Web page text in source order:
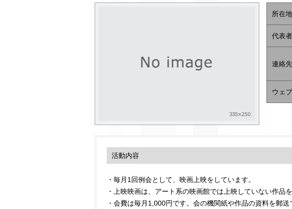
所在地
代表者
連絡先
ウェ
活動内容
・毎月1回例会として、映画上映をしています。
・上映映画は、アート系の映画館では上映していない作品
・会費は毎月1,000円です。会の機関紙や作品の資料を郵送